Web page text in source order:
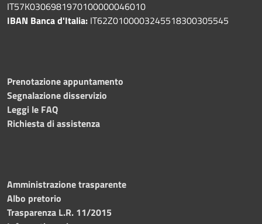
IT57K0306981970100000046010
IBAN Banca d'Italia: IT62Z0100003245518300305545
Prenotazione appuntamento
Segnalazione disservizio
Leggi le FAQ
Richiesta di assistenza
Amministrazione trasparente
Albo pretorio
Trasparenza L.R. 11/2015